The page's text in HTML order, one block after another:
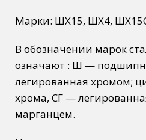
Марки: ШХ15, ШХ4,
В обозначении марок
означают : Ш —
легированная хромом;
хрома, СГ —
марганцем.